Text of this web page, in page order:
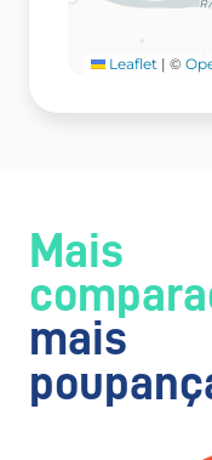
Leaflet | ©
Mais
mais